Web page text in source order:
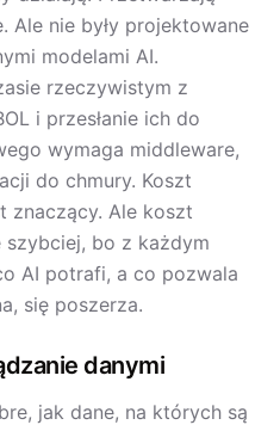
Ale nie były projektowane
modelami AI.
rzeczywistym z
i przesłanie ich do
wymaga middleware,
do chmury. Koszt
znaczący. Ale koszt
szybciej, bo z każdym
AI potrafi, a co pozwala
się poszerza.
danymi
jak dane, na których są